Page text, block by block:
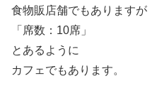
食物販店舗でもありますが
「席数：10席」
とあるように
カフェでもあります。